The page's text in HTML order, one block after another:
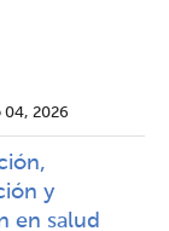
04, 2026
y
en salud